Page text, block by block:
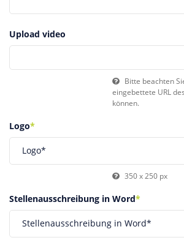
Upload video
Bitte beachten
eingebettete URL
können.
Logo*
Logo*
350 x 250 px
Stellenausschreibung in Word*
Stellenausschreibung in Word*